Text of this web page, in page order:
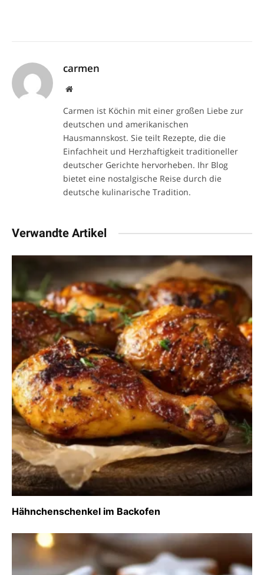
carmen
Website
Carmen ist Köchin mit einer großen Liebe zur
deutschen und amerikanischen
Hausmannskost. Sie teilt Rezepte, die die
Einfachheit und Herzhaftigkeit traditioneller
deutscher Gerichte hervorheben. Ihr Blog
bietet eine nostalgische Reise durch die
deutsche kulinarische Tradition.
Verwandte Artikel
Hähnchenschenkel im Backofen